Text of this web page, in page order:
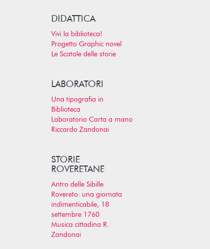
DIDATTICA
Vivi la biblioteca!
Progetto Graphic novel
Le Scatole delle storie
LABORATORI
Una tipografia in
Biblioteca
Laboratorio Carta a mano
Riccardo Zandonai
STORIE
ROVERETANE
Antro delle Sibille
Rovereto: una giornata
indimenticabile, 18
settembre 1760
Musica cittadina R.
Zandonai